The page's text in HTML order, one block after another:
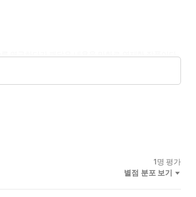
연구하다가 깨달은 내용을 만화로 연재한 작품이다.
가족 파트너를 오해나 편견 없이 바라보는 계기가
1명 평가
별점 분포 보기